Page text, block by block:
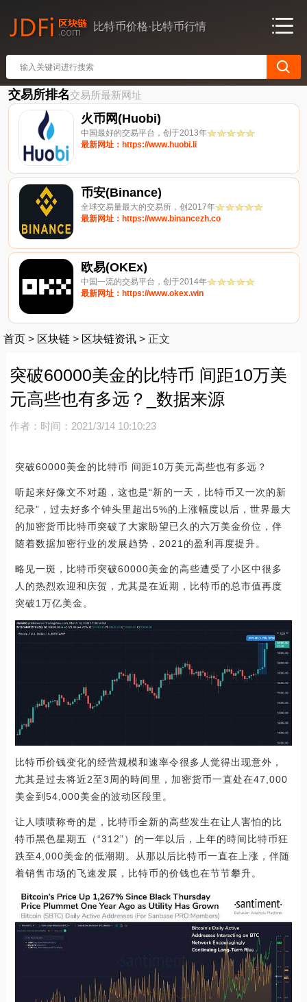
比特币价格·比特币行情
交易所排名交易所最新网址
火币网(Huobi)
中国最好的交易平台，创于2013年
最新网址：https://www.huobi.li
币安(Binance)
全球交易量最大的交易所，创2017年
最新网址：https://www.binancezh.co
欧易(OKEx)
中国一流的交易平台，创于2014年
最新网址：https://www.okex.win
首页 > 区块链 > 区块链资讯 > 正文
突破60000美金的比特币 间距10万美
元高些也有多远？_数据来源
作者： 时间：2021/3/14 10:10:23
突破60000美金的比特币 间距10万美元高些也有多远？
听起来好像文不对题，这也是“新的一天，比特币又一次的新
纪录”，过去好多个钟头里超出5%的上涨幅度以后，世界最大
的加密货币比特币突破了大家盼望已久的六万美金价位，伴
随着数据加密行业的发展趋势，2021的盈利再度提升。
略见一斑，比特币突破60000美金的高些遭受了小区中很多
人的热烈欢迎和庆贺，尤其是在近期，比特币的总市值再度
突破1万亿美金。
比特币价钱变化的经营规模和速率令很多人觉得出现意外，
尤其是过去将近2至3周的時间里，加密货币一直处在47,000
美金到54,000美金的波动区段里。
让人啧啧称奇的是，比特币全新的高些发生在让人害怕的比
特币黑色星期五（“312”）的一年以后，上年的時间比特币狂
跌至4,000美金的低潮期。从那以后比特币一直在上涨，伴随
着销售市场的飞速发展，比特币的价钱也在节节攀升。